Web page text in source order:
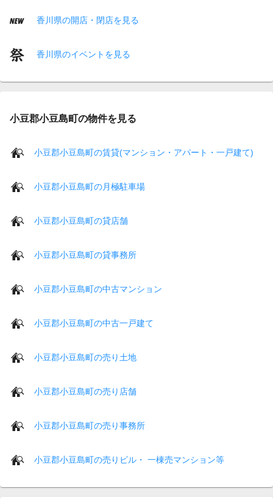
香川県の開店・閉店を見る
香川県のイベントを見る
小豆郡小豆島町の物件を見る
小豆郡小豆島町の賃貸(マンション・アパート・一戸建て)
小豆郡小豆島町の月極駐車場
小豆郡小豆島町の貸店舗
小豆郡小豆島町の貸事務所
小豆郡小豆島町の中古マンション
小豆郡小豆島町の中古一戸建て
小豆郡小豆島町の売り土地
小豆郡小豆島町の売り店舗
小豆郡小豆島町の売り事務所
小豆郡小豆島町の売りビル・ 一棟売マンション等